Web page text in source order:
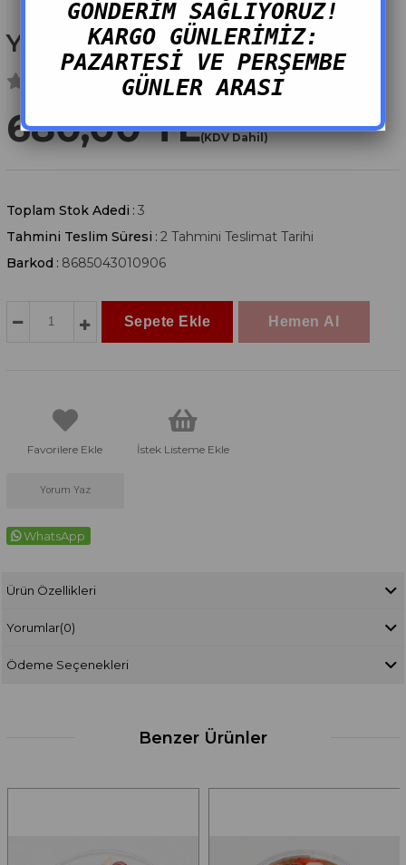
Yağlı Tuzlu Sardalya 300g
680,00 TL(KDV Dahil)
Toplam Stok Adedi : 3
Tahmini Teslim Süresi : 2 Tahmini Teslimat Tarihi
Barkod : 8685043010906
Favorilere Ekle İstek Listeme Ekle
Yorum Yaz
WhatsApp
Ürün Özellikleri
Yorumlar(0)
Ödeme Seçenekleri
Benzer Ürünler
GÖNDERİM SAĞLIYORUZ!
KARGO GÜNLERİMİZ:
PAZARTESİ VE PERŞEMBE
GÜNLER ARASI